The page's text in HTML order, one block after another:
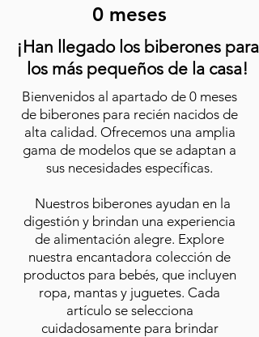
0 meses
¡Han llegado los biberones para
los más pequeños de la casa!
Bienvenidos al apartado de 0 meses
de biberones para recién nacidos de
alta calidad. Ofrecemos una amplia
gama de modelos que se adaptan a
sus necesidades específicas.
Nuestros biberones ayudan en la
digestión y brindan una experiencia
de alimentación alegre. Explore
nuestra encantadora colección de
productos para bebés, que incluyen
ropa, mantas y juguetes. Cada
artículo se selecciona
cuidadosamente para brindar